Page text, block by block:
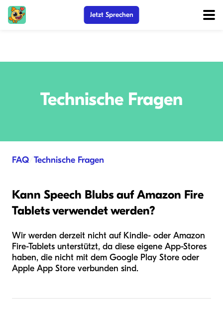
Jetzt Sprechen
Technische Fragen
FAQ/ Technische Fragen
Kann Speech Blubs auf Amazon Fire
Tablets verwendet werden?
Wir werden derzeit nicht auf Kindle- oder Amazon
Fire-Tablets unterstützt, da diese eigene App-Stores
haben, die nicht mit dem Google Play Store oder
Apple App Store verbunden sind.